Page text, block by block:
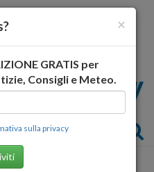
×
GRATIS per
Consigli e Meteo.
sulla privacy